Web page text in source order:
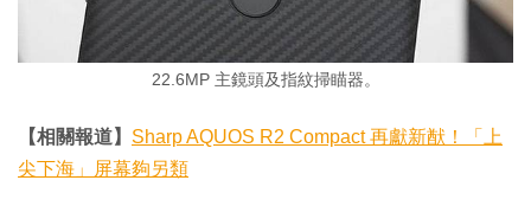
22.6MP 主鏡頭及指紋掃瞄器。
【相關報道】 Sharp AQUOS R2 Compact 再獻新猷！「上
尖下海」屏幕夠另類